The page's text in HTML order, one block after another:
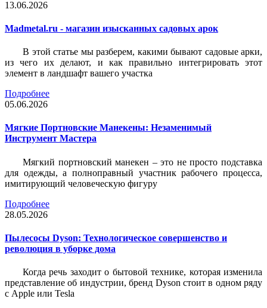
13.06.2026
Madmetal.ru - магазин изысканных садовых арок
В этой статье мы разберем, какими бывают садовые арки,
из чего их делают, и как правильно интегрировать этот
элемент в ландшафт вашего участка
Подробнее
05.06.2026
Мягкие Портновские Манекены: Незаменимый
Инструмент Мастера
Мягкий портновский манекен – это не просто подставка
для одежды, а полноправный участник рабочего процесса,
имитирующий человеческую фигуру
Подробнее
28.05.2026
Пылесосы Dyson: Технологическое совершенство и
революция в уборке дома
Когда речь заходит о бытовой технике, которая изменила
представление об индустрии, бренд Dyson стоит в одном ряду
с Apple или Tesla